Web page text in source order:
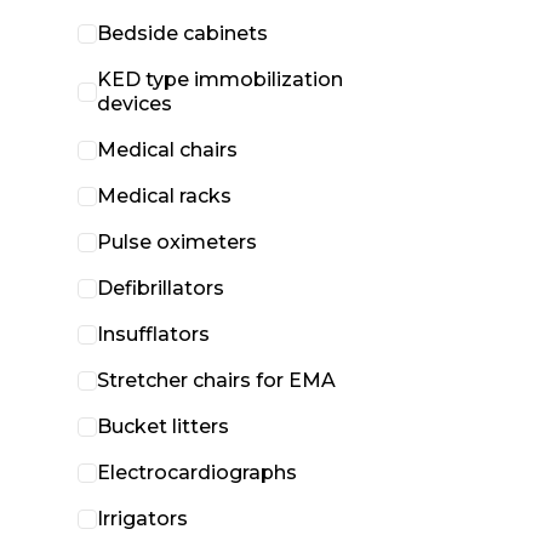
Bedside cabinets
KED type immobilization
devices
Medical chairs
Medical racks
Pulse oximeters
Defibrillators
Insufflators
Stretcher chairs for EMA
Bucket litters
Electrocardiographs
Irrigators